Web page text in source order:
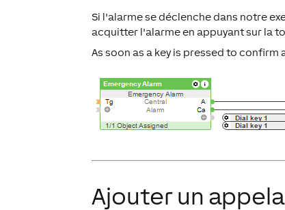
Si l'alarme se déclenche dans notre
acquitter l'alarme en appuyant sur la
As soon as a key is pressed to confirm
Ajouter un